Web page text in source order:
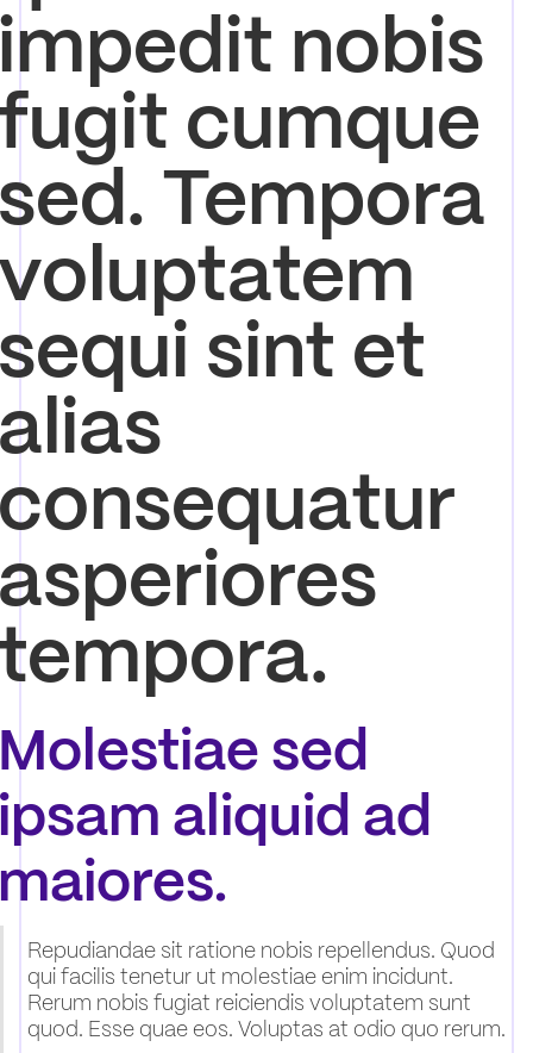
nobis
cumque
Tempora
sint et
sed
aliquid ad
Repudiandae sit ratione nobis repellendus. Quod
qui facilis tenetur ut molestiae enim incidunt.
Rerum nobis fugiat reiciendis voluptatem sunt
quod. Esse quae eos. Voluptas at odio quo rerum.